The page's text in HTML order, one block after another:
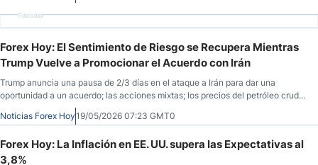
Publicidad
Forex Hoy: El Sentimiento de Riesgo se Recupera Mientras
Trump Vuelve a Promocionar el Acuerdo con Irán
Trump anuncia una pausa de 2/3 días en el ataque a Irán para dar una
oportunidad a un acuerdo; las acciones mixtas; los precios del petróleo crudo
y el dólar estadounidense bajan; los rendimientos del Tesoro de EE. UU. se
acercan a máximos a largo plazo; la rupia india se acerca a mínimos
Noticias Forex Hoy19/05/2026 07:23 GMT0
Forex Hoy: La Inflación en EE. UU. supera las Expectativas al
3,8%